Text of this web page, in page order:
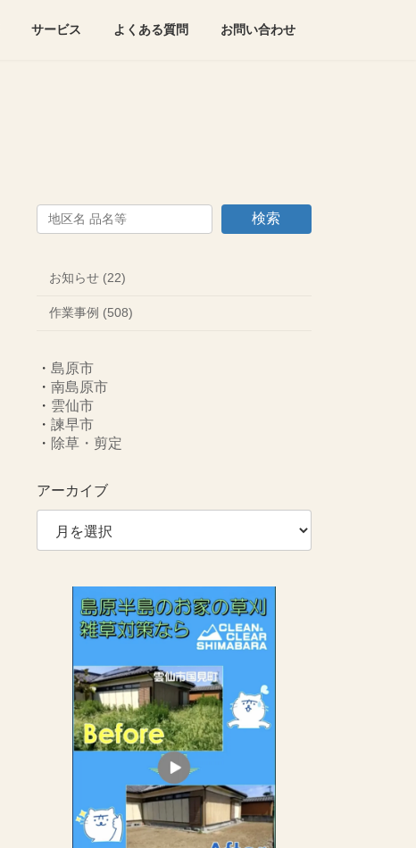
サービス よくある質問 お問い合わせ
検索
お知らせ (22)
作業事例 (508)
・島原市
・南島原市
・ 雲仙市
・諫早市
・ 除草・剪定
アーカイブ